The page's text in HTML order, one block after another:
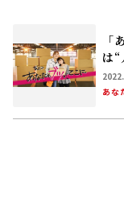
「
は
あな